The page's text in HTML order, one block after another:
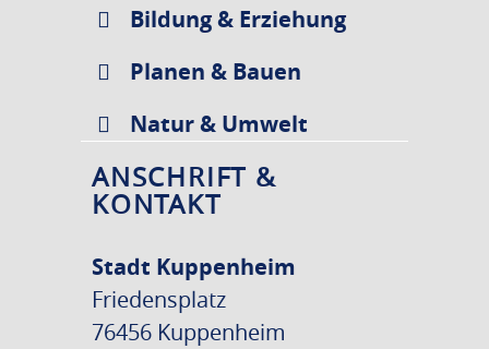
Bildung & Erziehung
Planen & Bauen
Natur & Umwelt
ANSCHRIFT &
KONTAKT
Stadt Kuppenheim
Friedensplatz
76456 Kuppenheim